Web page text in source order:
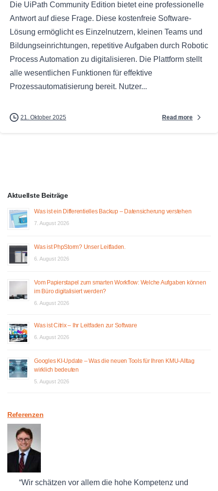
Die UiPath Community Edition bietet eine professionelle
Antwort auf diese Frage. Diese kostenfreie Software-
Lösung ermöglicht es Einzelnutzern, kleinen Teams und
Bildungseinrichtungen, repetitive Aufgaben durch Robotic
Process Automation zu digitalisieren. Die Plattform stellt
alle wesentlichen Funktionen für effektive
Prozessautomatisierung bereit. Nutzer...
21. Oktober 2025 Read more
Aktuellste Beiträge
Was ist ein Differentielles Backup – Datensicherung verstehen
7. August 2026
Was ist PhpStorm? Unser Leitfaden.
6. August 2026
Vom Papierstapel zum smarten Workflow: Welche Aufgaben können
im Büro digitalisiert werden?
6. August 2026
Was ist Citrix – Ihr Leitfaden zur Software
6. August 2026
Googles KI-Update – Was die neuen Tools für Ihren KMU-Alltag
wirklich bedeuten
5. August 2026
Referenzen
Wir schätzen vor allem die hohe Kompetenz und